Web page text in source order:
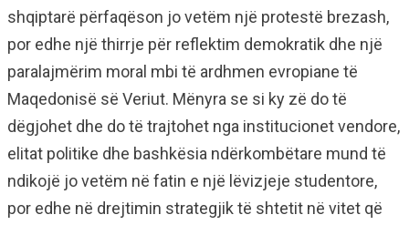
shqiptarë përfaqëson jo vetëm një protestë brezash,
por edhe një thirrje për reflektim demokratik dhe një
paralajmërim moral mbi të ardhmen evropiane të
Maqedonisë së Veriut. Mënyra se si ky zë do të
dëgjohet dhe do të trajtohet nga institucionet vendore,
elitat politike dhe bashkësia ndërkombëtare mund të
ndikojë jo vetëm në fatin e një lëvizjeje studentore,
por edhe në drejtimin strategjik të shtetit në vitet që